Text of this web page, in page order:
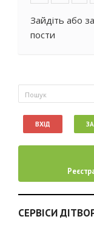
Зайдіть або
пости
Пошук
ВХІД
СЕРВІСИ